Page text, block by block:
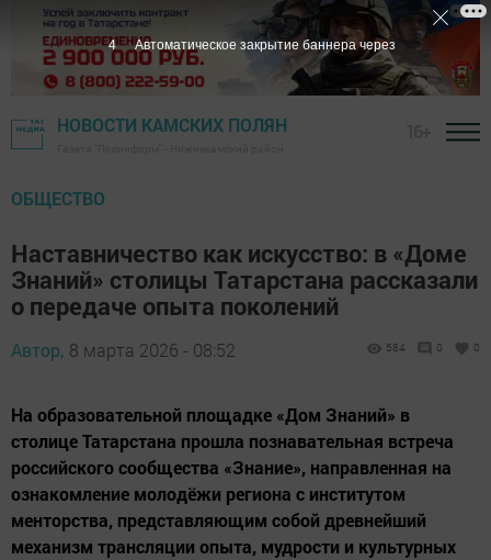
НОВОСТИ КАМСКИХ ПОЛЯН
ОБЩЕСТВО
Наставничество как искусство: в «Доме
Знаний» столицы Татарстана рассказали
о передаче опыта поколений
Автор, 8 марта 2026 - 08:52 584 0 0
На образовательной площадке «Дом Знаний» в
столице Татарстана прошла познавательная встреча
российского сообщества «Знание», направленная на
ознакомление молодёжи региона с институтом
менторства, представляющим собой древнейший
механизм трансляции опыта, мудрости и культурных
3 Автоматическое закрытие баннера через